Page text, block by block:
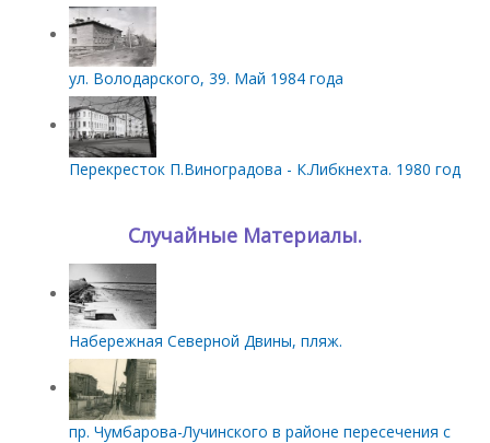
ул. Володарского, 39. Май 1984 года
Перекресток П.Виноградова - К.Либкнехта. 1980 год
Случайные Материалы.
Набережная Северной Двины, пляж.
пр. Чумбарова-Лучинского в районе пересечения с